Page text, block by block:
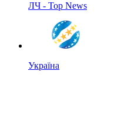
ЛЧ - Top News
Україна